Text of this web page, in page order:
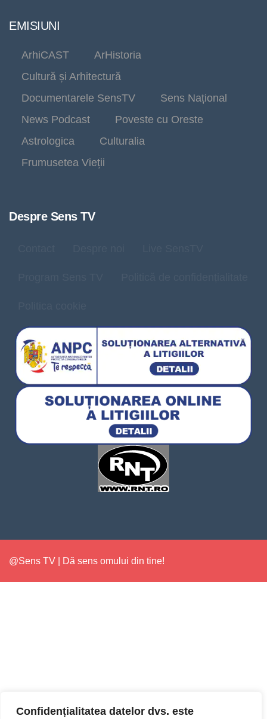
Confidențialitatea datelor dvs. este
EMISIUNI
ArhiCAST
ArHistoria
Cultură și Arhitectură
Documentarele SensTV
Sens Național
News Podcast
Poveste cu Oreste
Astrologica
Culturalia
Frumusetea Vieții
Despre Sens TV
@Sens TV | Dă sens omului din tine!